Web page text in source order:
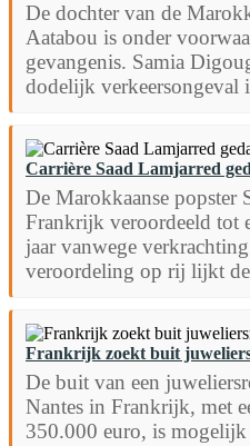
De dochter van de
Aatabou is onder
gevangenis. Samia
dodelijk verkeersongeval
Carrière Saad Lamjarred
De Marokkaanse popster
Frankrijk veroordeeld tot
jaar vanwege
veroordeling op rij lijkt
Frankrijk zoekt buit
De buit van een
Nantes in Frankrijk, met
350.000 euro, is mogelijk